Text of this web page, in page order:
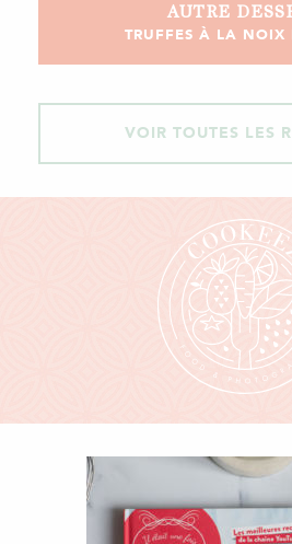
AUTRE
TRUFFES À LA NOIX
VOIR TOUTES LES